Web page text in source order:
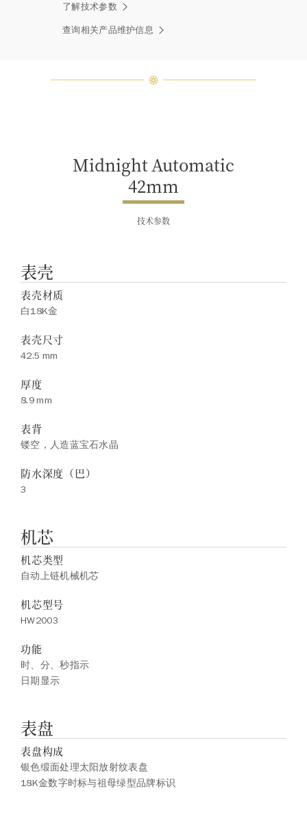
有两颗相同的钻石。” 海瑞温斯顿的
每一件高级珠宝作品也是如此：每个
宝石皆与众不同而采用独特镶嵌方
了解技术参数
查询相关产品维护信息
Midnight Automatic
42mm
技术参数
表壳
表壳材质
白18K金
表壳尺寸
42.5 mm
厚度
8.9 mm
表背
镂空，人造蓝宝石水晶
防水深度（巴）
3
机芯
机芯类型
自动上链机械机芯
机芯型号
HW2003
功能
时、分、秒指示
日期显示
表盘
表盘构成
银色缎面处理太阳放射纹表盘
18K金数字时标与祖母绿型品牌标识